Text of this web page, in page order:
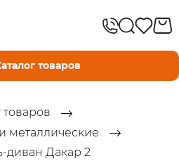
товаров
товаров
металлические
диван Дакар 2